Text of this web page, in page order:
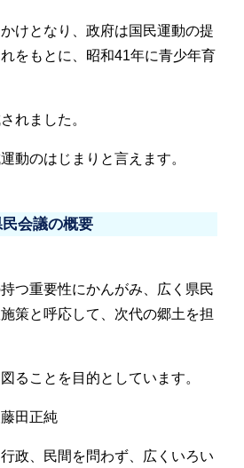
けとなり、政府は国民運動の提
をもとに、昭和41年に青少年育
れました。
動のはじまりと言えます。
会議の概要
つ重要性にかんがみ、広く県民
策と呼応して、次代の郷土を担
ることを目的としています。
田正純
政、民間を問わず、広くいろい